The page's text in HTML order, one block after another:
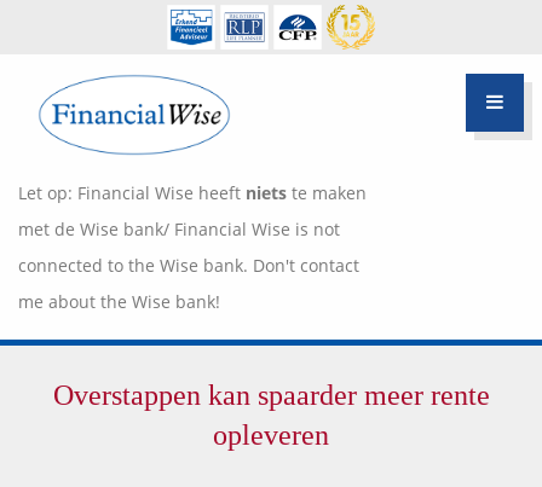
Let op: Financial Wise heeft niets te maken
met de Wise bank/ Financial Wise is not
connected to the Wise bank. Don't contact
me about the Wise bank!
Over Pietie Jeelof
Hypotheek Advies
Overstappen kan spaarder meer rente
opleveren